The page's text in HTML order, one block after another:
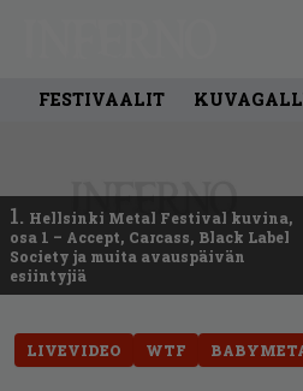
FESTIVAALIT
1. Hellsinki Metal Festival kuvina,
osa 1 – Accept, Carcass, Black Label
Society ja muita avauspäivän
esiintyjiä
LIVEVIDEO WTF